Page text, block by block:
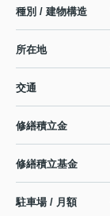
種別 / 建物構造
所在地
交通
修繕積立金
修繕積立基金
駐車場 / 月額